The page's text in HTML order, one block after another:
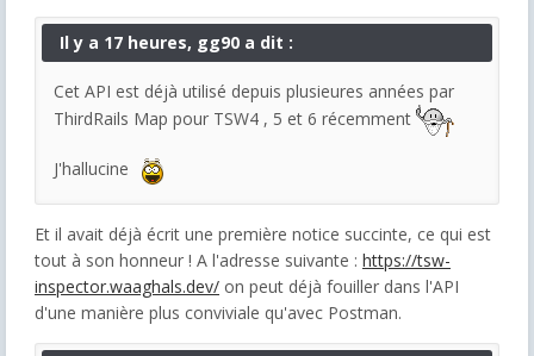
Il y a 17 heures, gg90 a dit :
Cet API est déjà utilisé depuis plusieures années par
ThirdRails Map pour TSW4 , 5 et 6 récemment
J'hallucine
Et il avait déjà écrit une première notice succinte, ce qui est
tout à son honneur ! A l'adresse suivante : https://tsw-
inspector.waaghals.dev/ on peut déjà fouiller dans l'API
d'une manière plus conviviale qu'avec Postman.